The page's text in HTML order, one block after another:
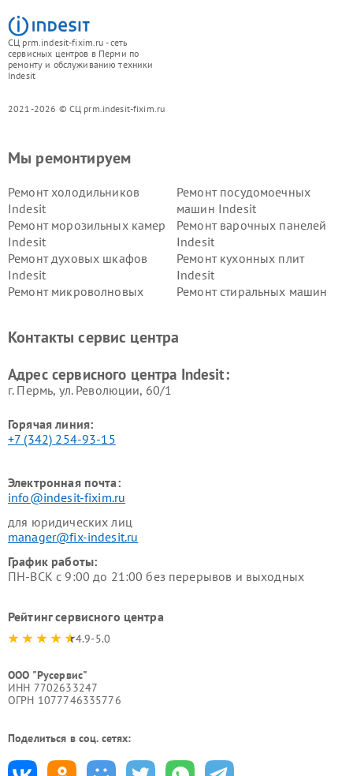
СЦ prm.indesit-fixim.ru - сеть
сервисных центров в Перми по
ремонту и обслуживанию техники
Indesit
2021-2026 © СЦ prm.indesit-fixim.ru
Мы ремонтируем
Ремонт холодильников
Indesit
Ремонт посудомоечных
машин Indesit
Ремонт морозильных камер
Indesit
Ремонт варочных панелей
Indesit
Ремонт духовых шкафов
Indesit
Ремонт кухонных плит
Indesit
Ремонт микроволновых
Ремонт стиральных машин
Indesit
Indesit
Контакты сервис центра
Адрес сервисного центра Indesit:
г. Пермь, ул. ​Революции, 60/1
Горячая линия:
+7 (342) 254-93-15
Электронная почта:
info@indesit-fixim.ru
для юридических лиц
manager@fix-indesit.ru
График работы:
ПН-ВСК с 9:00 до 21:00 без перерывов и выходных
Рейтинг сервисного центра
4.9-5.0
ООО "Русервис"
ИНН 7702633247
ОГРН 1077746335776
Поделиться в соц. сетях: